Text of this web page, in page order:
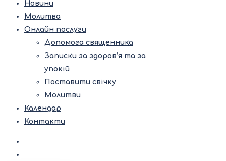
Новини
Молитва
Онлайн послуги
Допомога священника
Записки за здоров’я та за
упокій
Поставити свічку
Молитви
Календар
Контакти